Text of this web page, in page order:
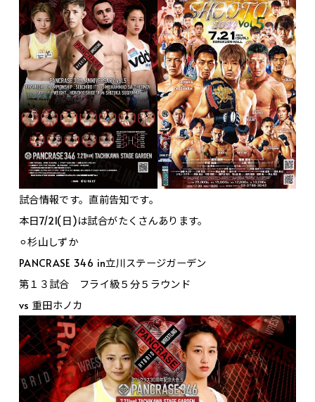
試合情報です。直前告知です。
本日7/21(日)は試合がたくさんあります。
⚪︎杉山しずか
PANCRASE 346 in立川ステージガーデン
第１３試合 フライ級５分５ラウンド
vs 重田ホノカ